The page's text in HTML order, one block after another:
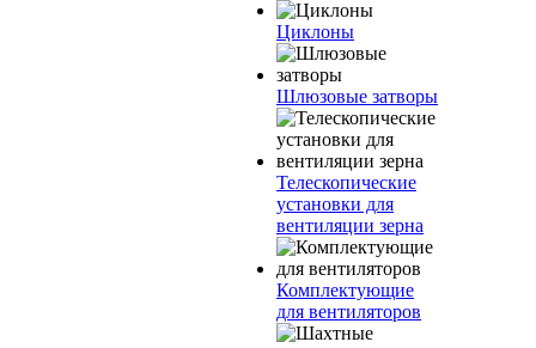
Циклоны
Шлюзовые затворы
Телескопические
установки для
вентиляции зерна
Комплектующие
для вентиляторов